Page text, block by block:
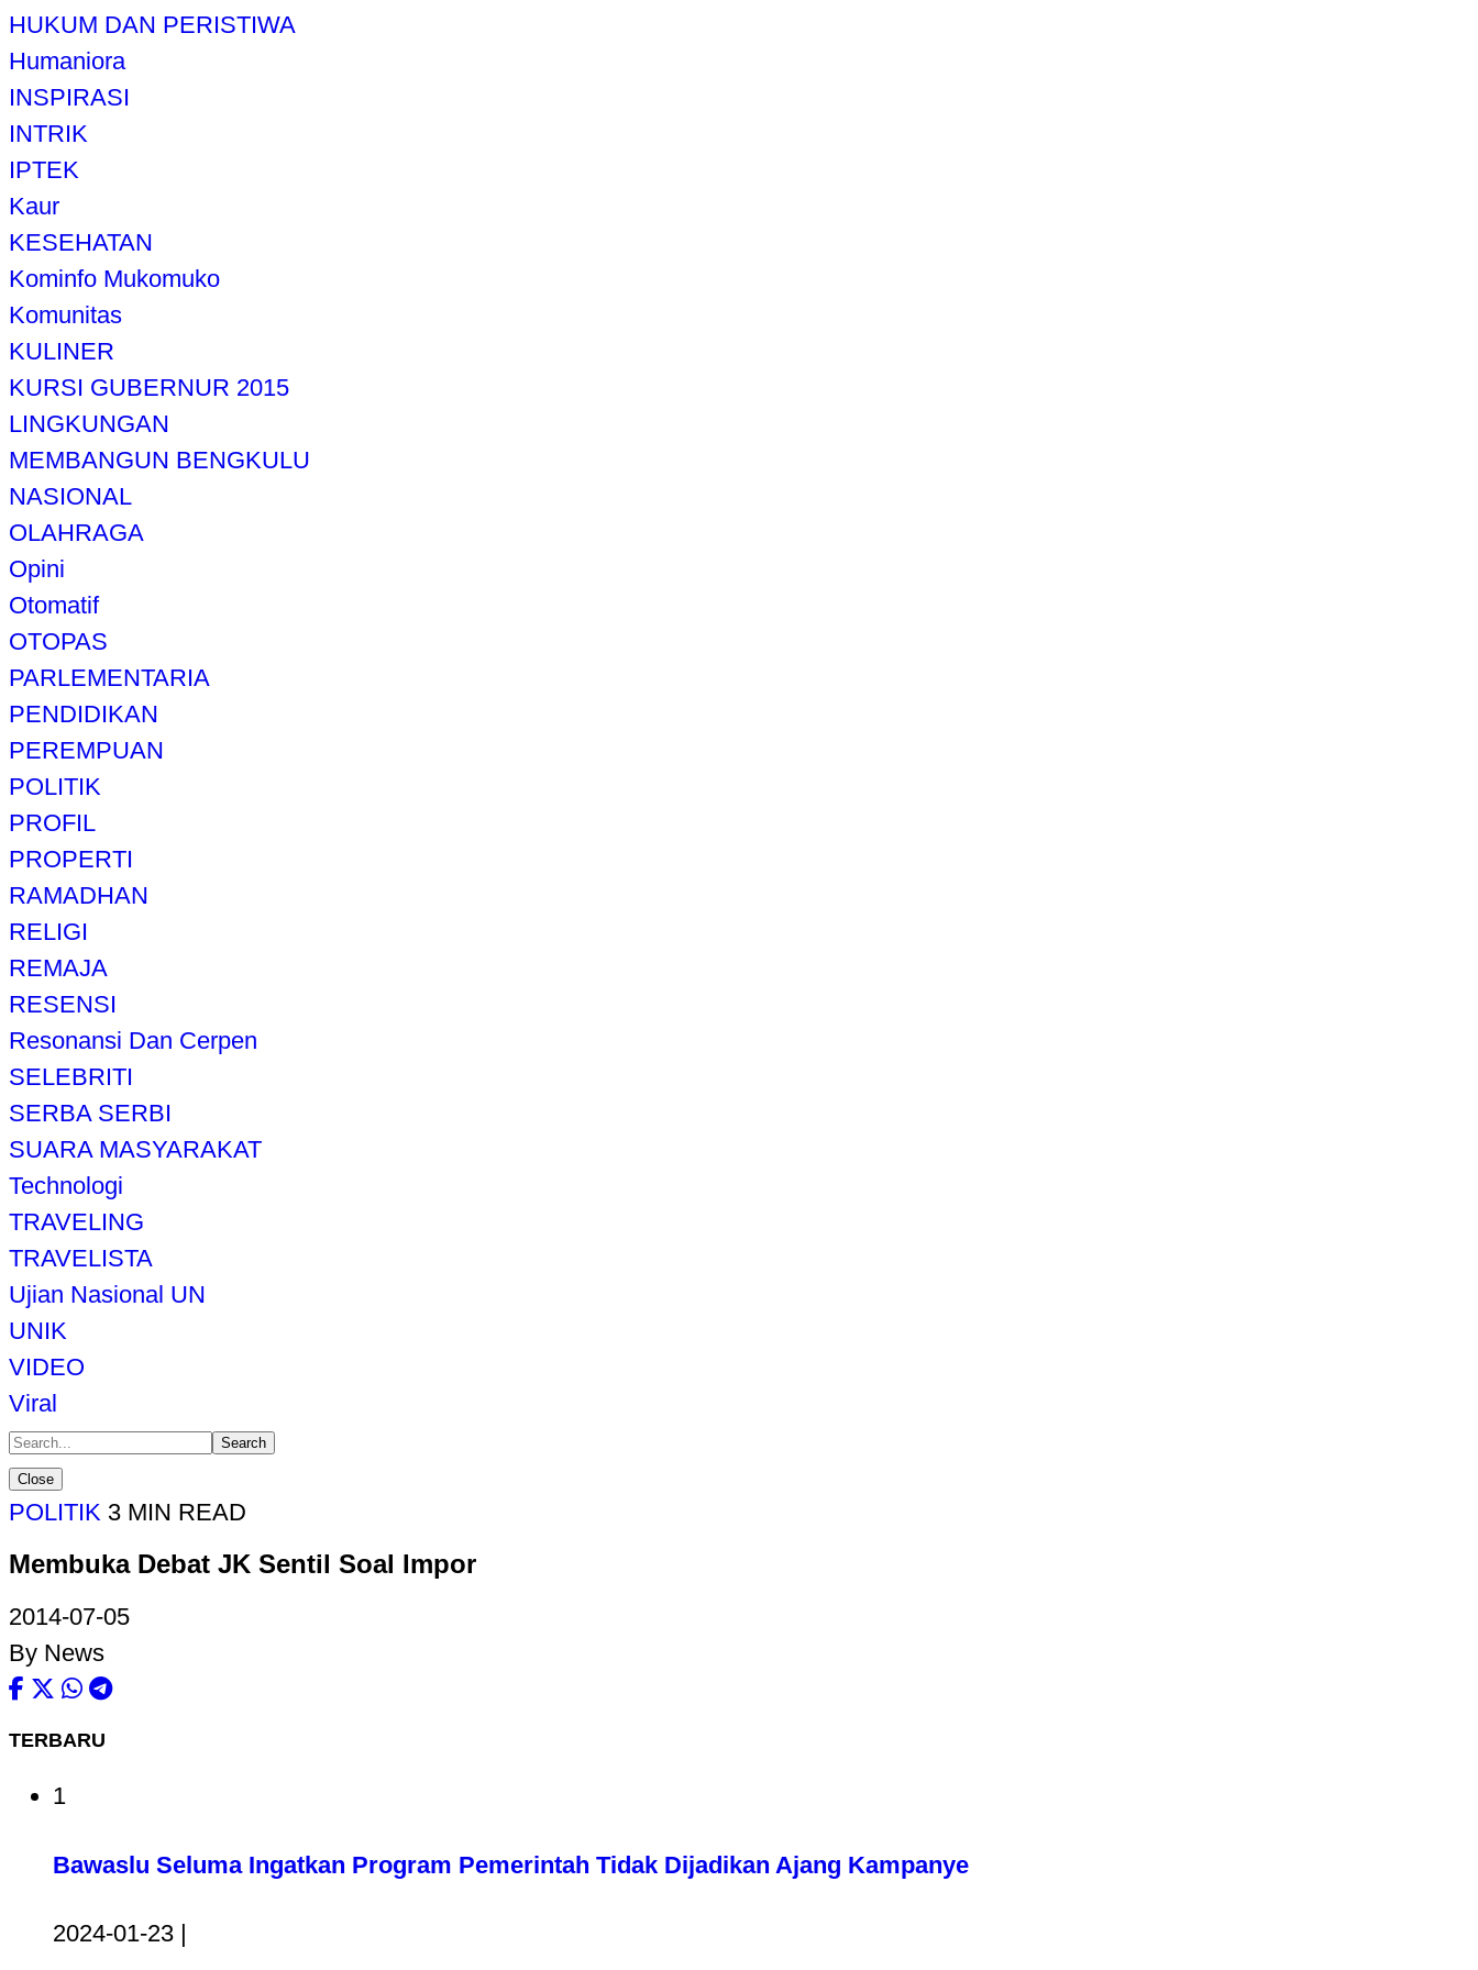
HUKUM DAN PERISTIWA
Humaniora
INSPIRASI
INTRIK
IPTEK
Kaur
KESEHATAN
Kominfo Mukomuko
Komunitas
KULINER
KURSI GUBERNUR 2015
LINGKUNGAN
MEMBANGUN BENGKULU
NASIONAL
OLAHRAGA
Opini
Otomatif
OTOPAS
PARLEMENTARIA
PENDIDIKAN
PEREMPUAN
POLITIK
PROFIL
PROPERTI
RAMADHAN
RELIGI
REMAJA
RESENSI
Resonansi Dan Cerpen
SELEBRITI
SERBA SERBI
SUARA MASYARAKAT
Technologi
TRAVELING
TRAVELISTA
Ujian Nasional UN
UNIK
VIDEO
Viral
Search
Close
POLITIK 3 MIN READ
Membuka Debat JK Sentil Soal Impor
2014-07-05
By News
TERBARU
1
Bawaslu Seluma Ingatkan Program Pemerintah Tidak Dijadikan Ajang Kampanye
2024-01-23 |